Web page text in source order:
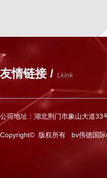
友情链接 / Lkink
公司地址：湖北荆门市象山大道
Copyright© 版权所有 bv伟德国